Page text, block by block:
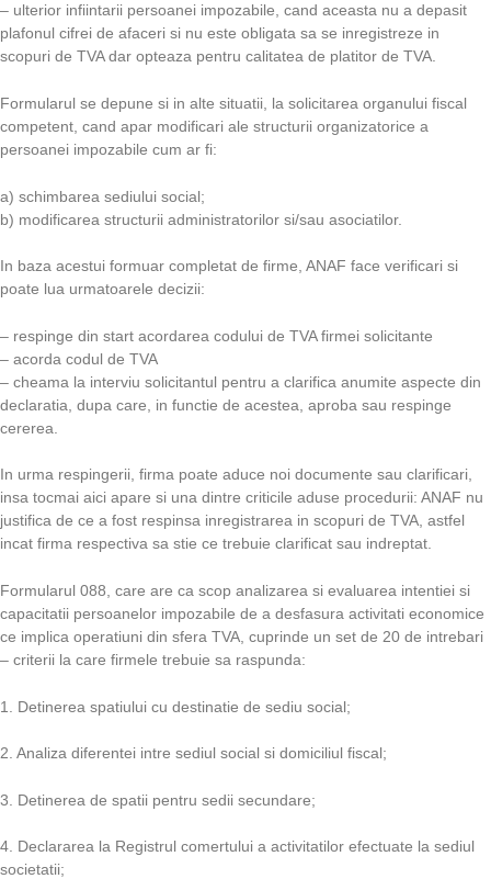
– ulterior infiintarii persoanei impozabile, cand aceasta nu a depasit
plafonul cifrei de afaceri si nu este obligata sa se inregistreze in
scopuri de TVA dar opteaza pentru calitatea de platitor de TVA.
Formularul se depune si in alte situatii, la solicitarea organului fiscal
competent, cand apar modificari ale structurii organizatorice a
persoanei impozabile cum ar fi:
a) schimbarea sediului social;
b) modificarea structurii administratorilor si/sau asociatilor.
In baza acestui formuar completat de firme, ANAF face verificari si
poate lua urmatoarele decizii:
– respinge din start acordarea codului de TVA firmei solicitante
– acorda codul de TVA
– cheama la interviu solicitantul pentru a clarifica anumite aspecte din
declaratia, dupa care, in functie de acestea, aproba sau respinge
cererea.
In urma respingerii, firma poate aduce noi documente sau clarificari,
insa tocmai aici apare si una dintre criticile aduse procedurii: ANAF nu
justifica de ce a fost respinsa inregistrarea in scopuri de TVA, astfel
incat firma respectiva sa stie ce trebuie clarificat sau indreptat.
Formularul 088, care are ca scop analizarea si evaluarea intentiei si
capacitatii persoanelor impozabile de a desfasura activitati economice
ce implica operatiuni din sfera TVA, cuprinde un set de 20 de intrebari
– criterii la care firmele trebuie sa raspunda:
1. Detinerea spatiului cu destinatie de sediu social;
2. Analiza diferentei intre sediul social si domiciliul fiscal;
3. Detinerea de spatii pentru sedii secundare;
4. Declararea la Registrul comertului a activitatilor efectuate la sediul
societatii;